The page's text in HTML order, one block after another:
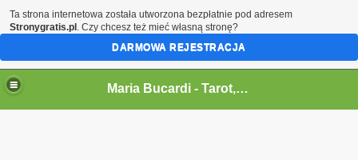
Maria Bucardi,magia,tarot,jasnowidz,rytualy,czary,terapeutka
Maria Bucardi - Tarot,wrozka,wrozba,wrozenie,magia milosna,jasnowidz,rytualy magiczne,karty,talizmany,amulety,wampiry en
Ta strona internetowa została utworzona bezpłatnie pod adresem
Stronygratis.pl . Czy chcesz też mieć własną stronę?
DARMOWA REJESTRACJA